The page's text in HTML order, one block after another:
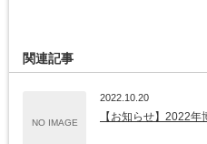
関連記事
NO IMAGE
2022.10.20
【お知らせ】2022年